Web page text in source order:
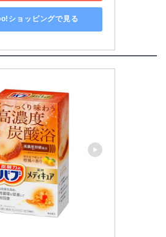
ショッピングで見る